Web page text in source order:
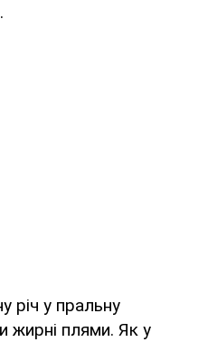
річ у пральну
жирні плями. Як у